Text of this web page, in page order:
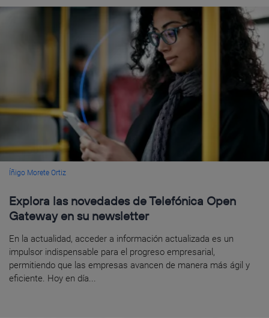
Íñigo Morete Ortiz
Explora las novedades de Telefónica Open
Gateway en su newsletter
En la actualidad, acceder a información actualizada es un
impulsor indispensable para el progreso empresarial,
permitiendo que las empresas avancen de manera más ágil y
eficiente. Hoy en día...